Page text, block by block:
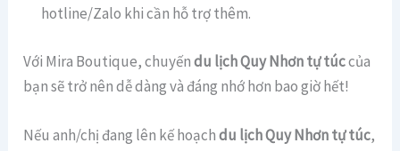
hotline/Zalo khi cần hỗ trợ thêm.
Với Mira Boutique, chuyếndu lịch Quy Nhơn tự túccủa
bạn sẽ trở nên dễ dàng và đáng nhớ hơn bao giờ hết!
Nếu anh/chị đang lên kế hoạchdu lịch Quy Nhơn tự túc,